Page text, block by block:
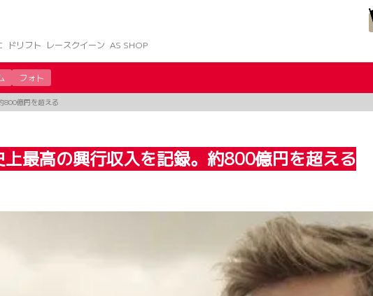
ドリフト レースクイーン AS SHOP
フォト
800億円を超える
最高の興行収入を記録。約800億円を超える